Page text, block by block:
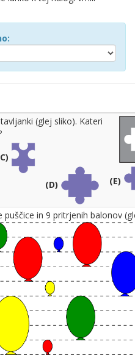
(glej sliko). Kateri
(D) (E)
puščice in 9 pritrjenih balonov